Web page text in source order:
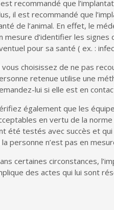
recommandé que
il est recommandé que
de l’animal. En effet, le
mesure d’identifier les
pour sa santé ( ex. :
vous choisissez de ne pas
retenue utilise une
lui si elle est en
également que les
en vertu de la
été testés avec succès et qui
la personne n’est pas en
certaines circonstances,
des actes qui lui sont